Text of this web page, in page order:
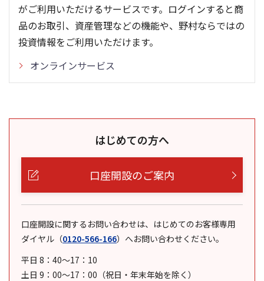
がご利用いただけるサービスです。ログインすると商
品のお取引、資産管理などの機能や、野村ならではの
投資情報をご利用いただけます。
オンラインサービス
はじめての方へ
口座開設のご案内
口座開設に関するお問い合わせは、はじめてのお客様専用
ダイヤル （0120-566-166） へお問い合わせください。
平日 8：40～17：10
土日 9：00～17：00（祝日・年末年始を除く）